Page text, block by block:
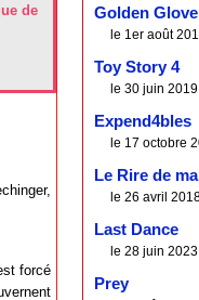
de
forcé
Golden
le 1er août
Toy Story 4
le 30 juin 2019
Expend4bles
le 17 octobre
Le Rire de
le 26 avril
Last Dance
le 28 juin 2023
Prey